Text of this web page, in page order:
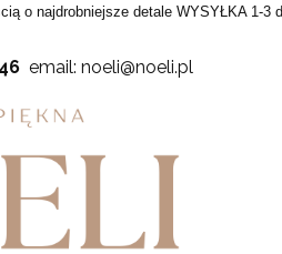
o najdrobniejsze detale WYSYŁKA 1-3
email: noeli@noeli.pl